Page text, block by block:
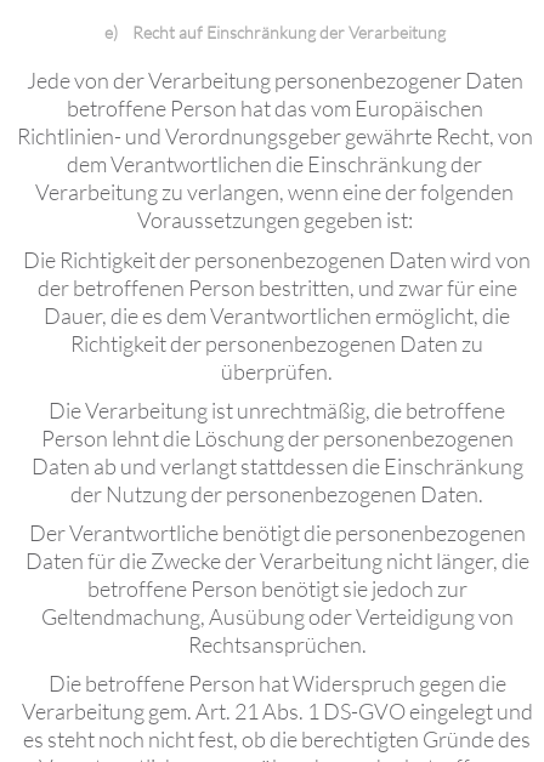
e) Recht auf Einschränkung der Verarbeitung
Jede von der Verarbeitung personenbezogener Daten
betroffene Person hat das vom Europäischen
Richtlinien- und Verordnungsgeber gewährte Recht, von
dem Verantwortlichen die Einschränkung der
Verarbeitung zu verlangen, wenn eine der folgenden
Voraussetzungen gegeben ist:
Die Richtigkeit der personenbezogenen Daten wird von
der betroffenen Person bestritten, und zwar für eine
Dauer, die es dem Verantwortlichen ermöglicht, die
Richtigkeit der personenbezogenen Daten zu
überprüfen.
Die Verarbeitung ist unrechtmäßig, die betroffene
Person lehnt die Löschung der personenbezogenen
Daten ab und verlangt stattdessen die Einschränkung
der Nutzung der personenbezogenen Daten.
Der Verantwortliche benötigt die personenbezogenen
Daten für die Zwecke der Verarbeitung nicht länger, die
betroffene Person benötigt sie jedoch zur
Geltendmachung, Ausübung oder Verteidigung von
Rechtsansprüchen.
Die betroffene Person hat Widerspruch gegen die
Verarbeitung gem. Art. 21 Abs. 1 DS-GVO eingelegt und
es steht noch nicht fest, ob die berechtigten Gründe des